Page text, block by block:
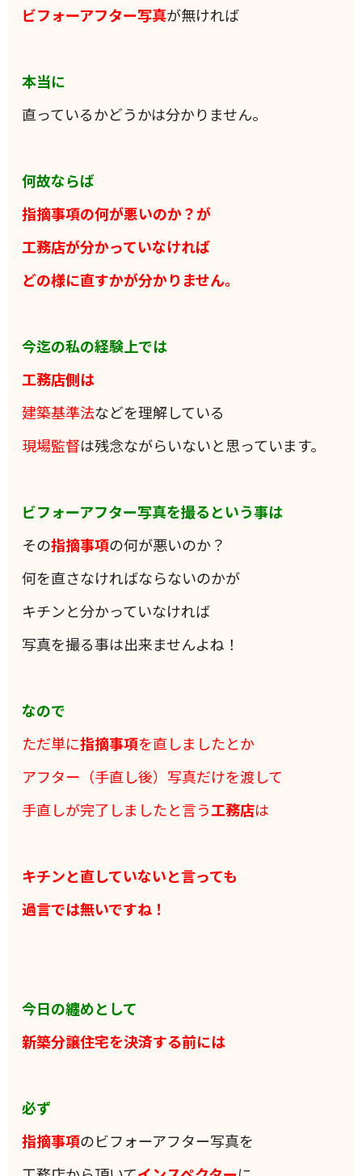
ビフォーアフター写真が無ければ
本当に
直っているかどうかは分かりません。
何故ならば
指摘事項の何が悪いのか？が
工務店が分かっていなければ
どの様に直すかが分かりません。
今迄の私の経験上では
工務店側は
建築基準法などを理解している
現場監督は残念ながらいないと思っています。
ビフォーアフター写真を撮るという事は
その指摘事項の何が悪いのか？
何を直さなければならないのかが
キチンと分かっていなければ
写真を撮る事は出来ませんよね！
なので
ただ単に指摘事項を直しましたとか
アフター（手直し後）写真だけを渡して
手直しが完了しましたと言う工務店は
キチンと直していないと言っても
過言では無いですね！
今日の纏めとして
新築分譲住宅を決済する前には
必ず
指摘事項のビフォーアフター写真を